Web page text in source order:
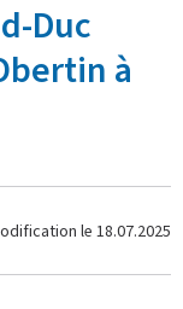
Duc
à
le 18.07.2025